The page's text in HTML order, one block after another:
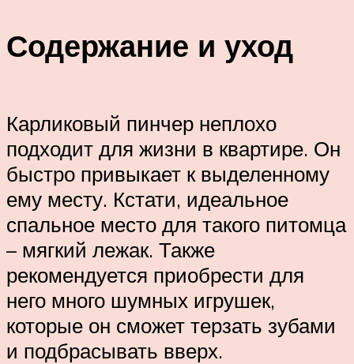
Содержание и уход
Карликовый пинчер неплохо
подходит для жизни в квартире. Он
быстро привыкает к выделенному
ему месту. Кстати, идеальное
спальное место для такого питомца
– мягкий лежак. Также
рекомендуется приобрести для
него много шумных игрушек,
которые он сможет терзать зубами
и подбрасывать вверх.